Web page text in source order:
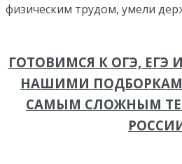
физическим трудом, умели
ГОТОВИМСЯ К ОГЭ,
НАШИМИ
САМЫМ СЛОЖНЫМ